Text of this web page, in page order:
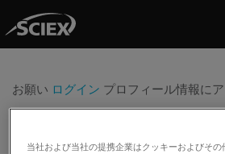
お願い ログイン プロフィール情報に
当社および当社の提携企業はクッキーおよびそ